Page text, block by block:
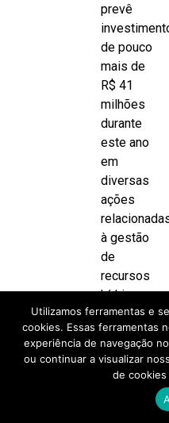
prevê
de pouco
mais de
R$ 41
milhões
durante
este ano
em
diversas
ações
à gestão
de
recursos
hídricos.
Outras
aprovadas
foram as
Utilizamos ferramentas e
cookies. Essas ferramentas
experiência de navegação
ou continuar a visualizar
de